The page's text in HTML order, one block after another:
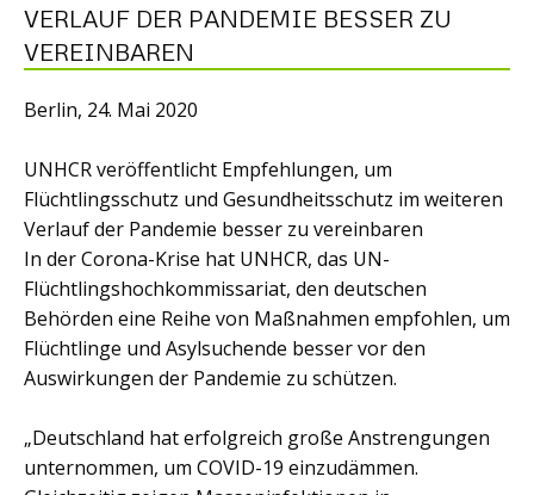
VERLAUF DER PANDEMIE BESSER ZU
VEREINBAREN
Berlin, 24. Mai 2020
UNHCR veröffentlicht Empfehlungen, um
Flüchtlingsschutz und Gesundheitsschutz im weiteren
Verlauf der Pandemie besser zu vereinbaren
In der Corona-Krise hat UNHCR, das UN-
Flüchtlingshochkommissariat, den deutschen
Behörden eine Reihe von Maßnahmen empfohlen, um
Flüchtlinge und Asylsuchende besser vor den
Auswirkungen der Pandemie zu schützen.
„Deutschland hat erfolgreich große Anstrengungen
unternommen, um COVID-19 einzudämmen.